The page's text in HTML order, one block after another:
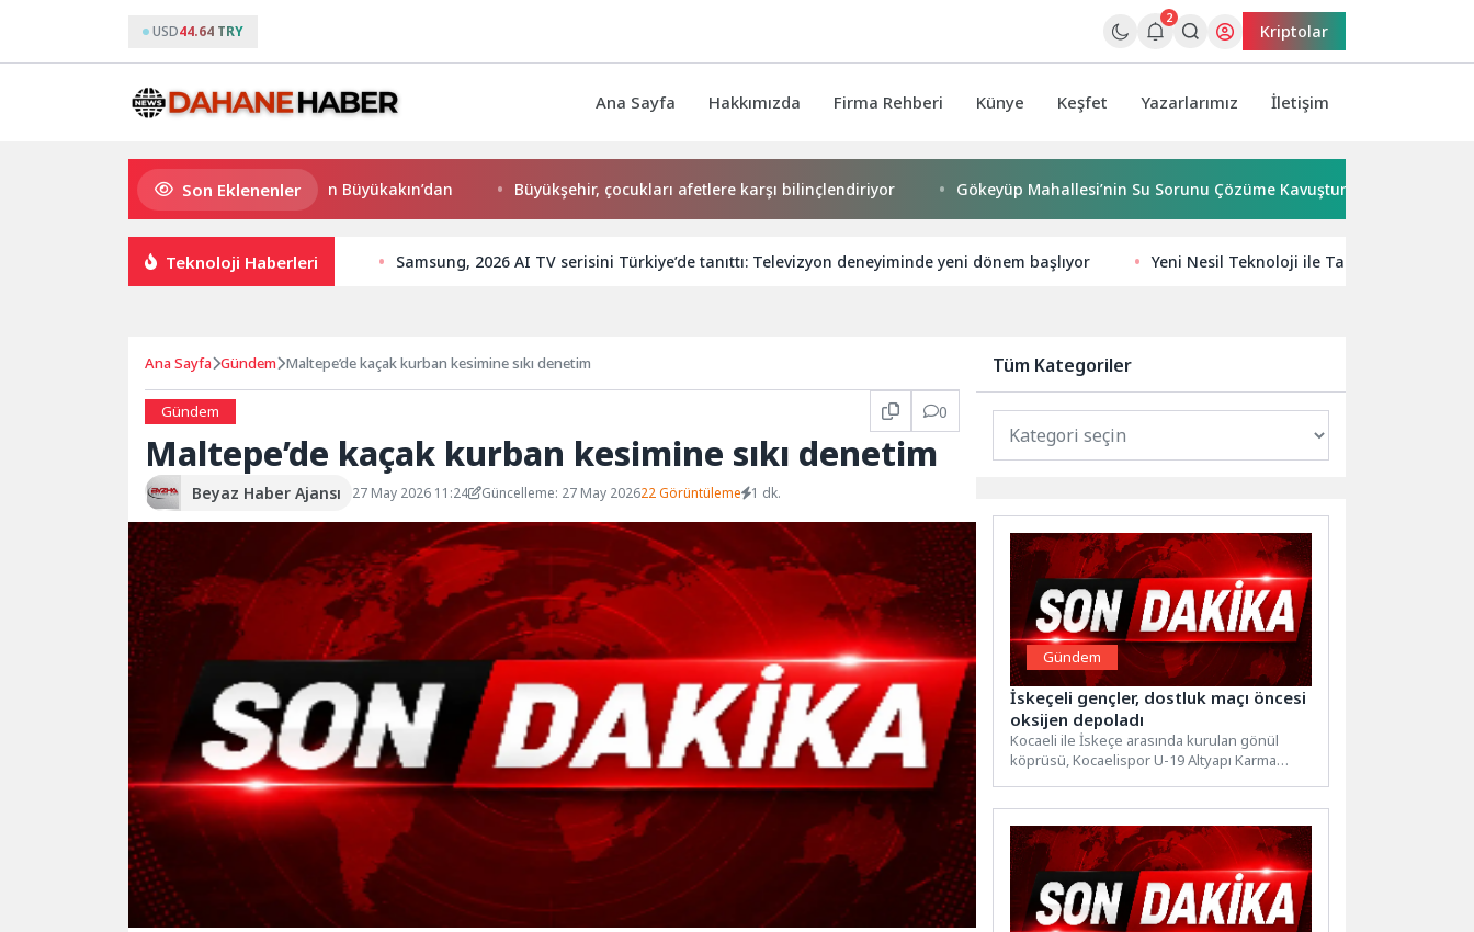
USD44.64 TRY
2
Kriptolar
Ana Sayfa Hakkımızda Firma Rehberi Künye Keşfet Yazarlarımız İletişim
Son Eklenenler
Süper Enduro’da start Başkan Büyükakın’dan Büyükşehir, çocukları afetlere karşı bilinçlendiriyor Gökeyüp Mahallesi’nin Su Sorunu Çözüme Kavuşturuldu
Teknoloji Haberleri Samsung, 2026 AI TV serisini Türkiye’de tanıttı: Televizyon deneyiminde yeni dönem başlıyor Yeni Nesil Teknoloji ile Tanışın, Dijital
Ana Sayfa Gündem Maltepe’de kaçak kurban kesimine sıkı denetim
Gündem 0
Maltepe’de kaçak kurban kesimine sıkı denetim
Beyaz Haber Ajansı 27 May 2026 11:24 Güncelleme: 27 May 202622 Görüntüleme 1 dk.
Tüm Kategoriler
Gündem
İskeçeli gençler, dostluk maçı öncesi
oksijen depoladı
Kocaeli ile İskeçe arasında kurulan gönül
köprüsü, Kocaelispor U-19 Altyapı Karma